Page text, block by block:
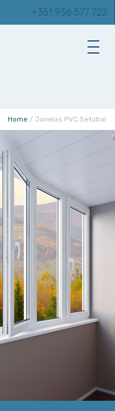
+351 936 577 722
Home / Janelas PVC Setúbal